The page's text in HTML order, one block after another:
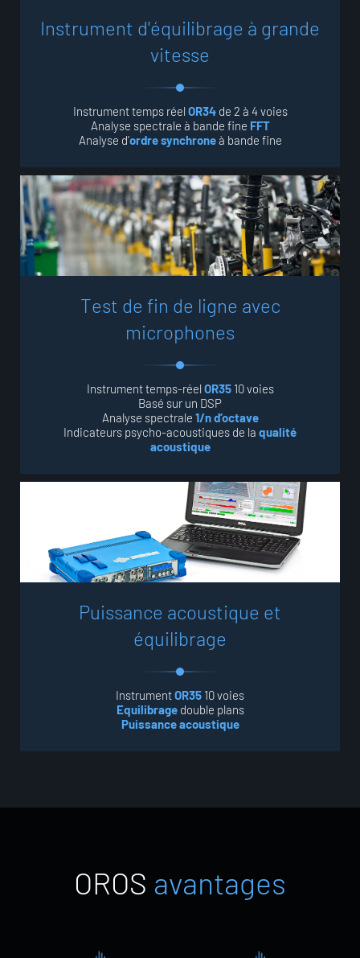
Instrument d'équilibrage à grande
vitesse
Instrument temps réel OR34de 2 à 4 voies
Analyse spectrale à bande fine FFT
Analyse d’ordre synchroneà bande fine
Test de fin de ligne avec
microphones
Instrument temps-réel OR3510 voies
Basé sur un DSP
Analyse spectrale 1/n d’octave
Indicateurs psycho-acoustiques de la qualité
acoustique
Puissance acoustique et
équilibrage
InstrumentOR35 10 voies
Equilibragedouble plans
Puissance acoustique
OROS avantages